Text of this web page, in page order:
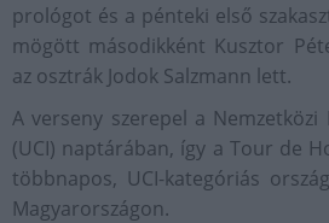
prológot és a pénteki első
mögött másodikként Kusztor
az osztrák Jodok Salzmann lett.
A verseny szerepel a Nemzetközi
(UCI) naptárában, így a Tour de
többnapos, UCI-kategóriás
Magyarországon.